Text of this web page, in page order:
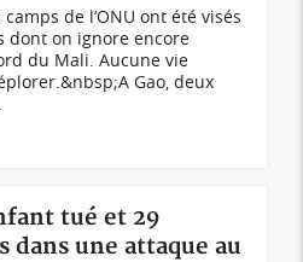
de l’ONU ont été visés
dont on ignore encore
du Mali. Aucune vie
Gao, deux
tué et 29
dans une attaque au